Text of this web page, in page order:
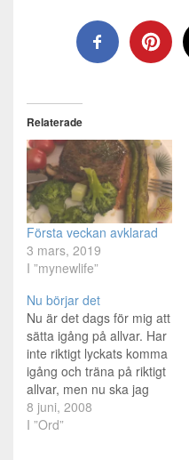
Relaterade
Första veckan avklarad
3 mars, 2019
I ”mynewlife”
Nu börjar det
Nu är det dags för mig att
sätta igång på allvar. Har
inte riktigt lyckats komma
igång och träna på riktigt
allvar, men nu ska jag
göra det. Från och med
imorgon är det jag som
8 juni, 2008
I ”Ord”